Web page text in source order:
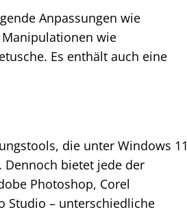
Anpassungen wie
wie
Es enthält auch eine
die unter Windows 11
bietet jede der
Photoshop, Corel
Studio – unterschiedliche